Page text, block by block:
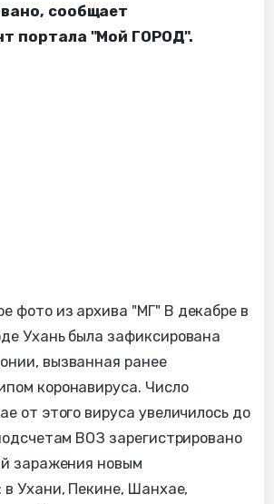
сообщает
портала "Мой ГОРОД".
фото из архива "МГ" В декабре в
Ухань была зафиксирована
вызванная ранее
коронавируса. Число
от этого вируса увеличилось до
ВОЗ зарегистрировано
заражения новым
в Ухани, Пекине, Шанхае,